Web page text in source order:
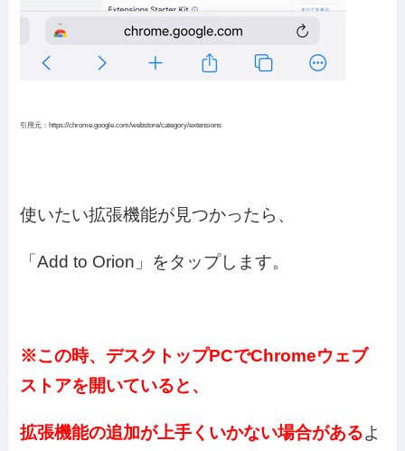
引用元：https://chrome.google.com/webstore/category/extensions
使いたい拡張機能が見つかったら、
「Add to Orion」をタップします。
※この時、デスクトップPCでChromeウェブ
ストアを開いていると、
拡張機能の追加が上手くいかない場合があるよ